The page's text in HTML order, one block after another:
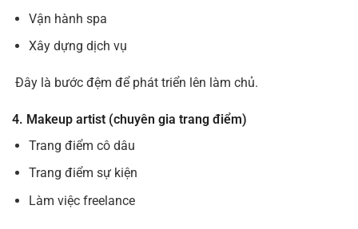
Vận hành spa
Xây dựng dịch vụ
Đây là bước đệm để phát triển lên làm chủ.
4. Makeup artist (chuyên gia trang điểm)
Trang điểm cô dâu
Trang điểm sự kiện
Làm việc freelance